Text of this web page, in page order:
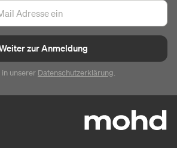
zur Anmeldung
unserer Datenschutzerklärung.